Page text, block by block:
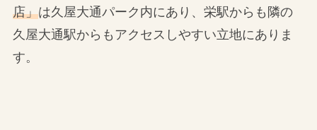
店」は久屋大通パーク内にあり、栄駅からも隣の
久屋大通駅からもアクセスしやすい立地にありま
す。